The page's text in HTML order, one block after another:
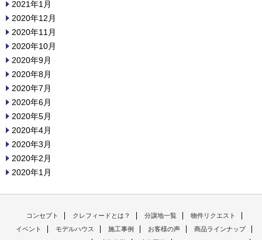
2021年1月
2020年12月
2020年11月
2020年10月
2020年9月
2020年8月
2020年7月
2020年6月
2020年5月
2020年4月
2020年3月
2020年2月
2020年1月
コンセプト クレフィードとは？ 分譲地一覧
物件リクエスト
イベント
モデルハウス 施工事例 お客様の声
商品ラインナップ